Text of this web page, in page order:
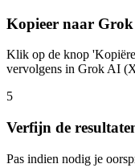
Kopieer naar Grok
Klik op de knop
vervolgens in Grok AI
5
Verfijn de
Pas indien nodig je